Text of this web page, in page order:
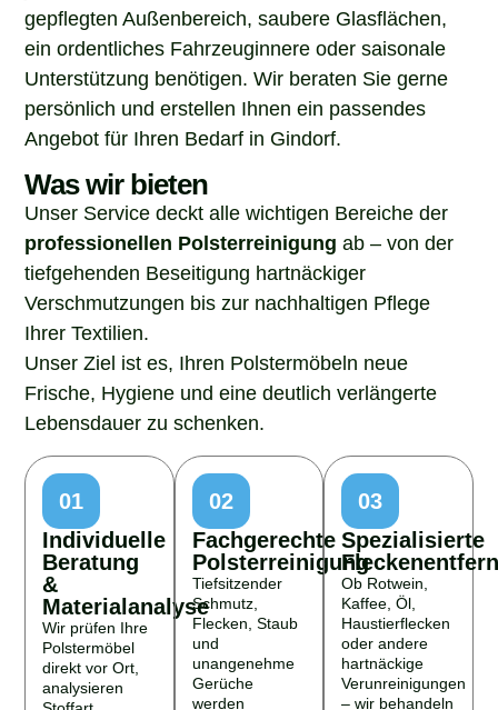
gepflegten Außenbereich, saubere Glasflächen,
ein ordentliches Fahrzeuginnere oder saisonale
Unterstützung benötigen. Wir beraten Sie gerne
persönlich und erstellen Ihnen ein passendes
Angebot für Ihren Bedarf in Gindorf.
Was wir bieten
Unser Service deckt alle wichtigen Bereiche der
professionellen Polsterreinigung ab – von der
tiefgehenden Beseitigung hartnäckiger
Verschmutzungen bis zur nachhaltigen Pflege
Ihrer Textilien.
Unser Ziel ist es, Ihren Polstermöbeln neue
Frische, Hygiene und eine deutlich verlängerte
Lebensdauer zu schenken.
01
Individuelle
Beratung
&
Materialanalyse
Wir prüfen Ihre
Polstermöbel
direkt vor Ort,
analysieren
Stoffart,
02
Fachgerechte
Polsterreinigung
Tiefsitzender
Schmutz,
Flecken, Staub
und
unangenehme
Gerüche
werden
03
Spezialisierte
Ob Rotwein,
Kaffee, Öl,
Haustierflecken
oder andere
hartnäckige
Verunreinigungen
– wir behandeln